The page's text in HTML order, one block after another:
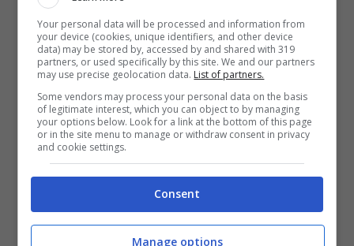
quella del
quello che può accadere all’Inter, con le voci
che si fanno sempre più insistenti relative al
futuro diSimone Inzaghi. In tal senso,
secondo quanto raccontato daCarlo
Pellegattidurante il podcast “Aria fritta”,
arriva una svolta non di poco conto. Andiamo
a vedere di che si tratta.
Your personal data will be processed and information from
your device (cookies, unique identifiers, and other device
data) may be stored by, accessed by and shared with 319
partners, or used specifically by this site. We and our partners
may use precise geolocation data. List of partners.
Some vendors may process your personal data on the basis
of legitimate interest, which you can object to by managing
your options below. Look for a link at the bottom of this page
or in the site menu to manage or withdraw consent in privacy
and cookie settings.
Consent
Manage options